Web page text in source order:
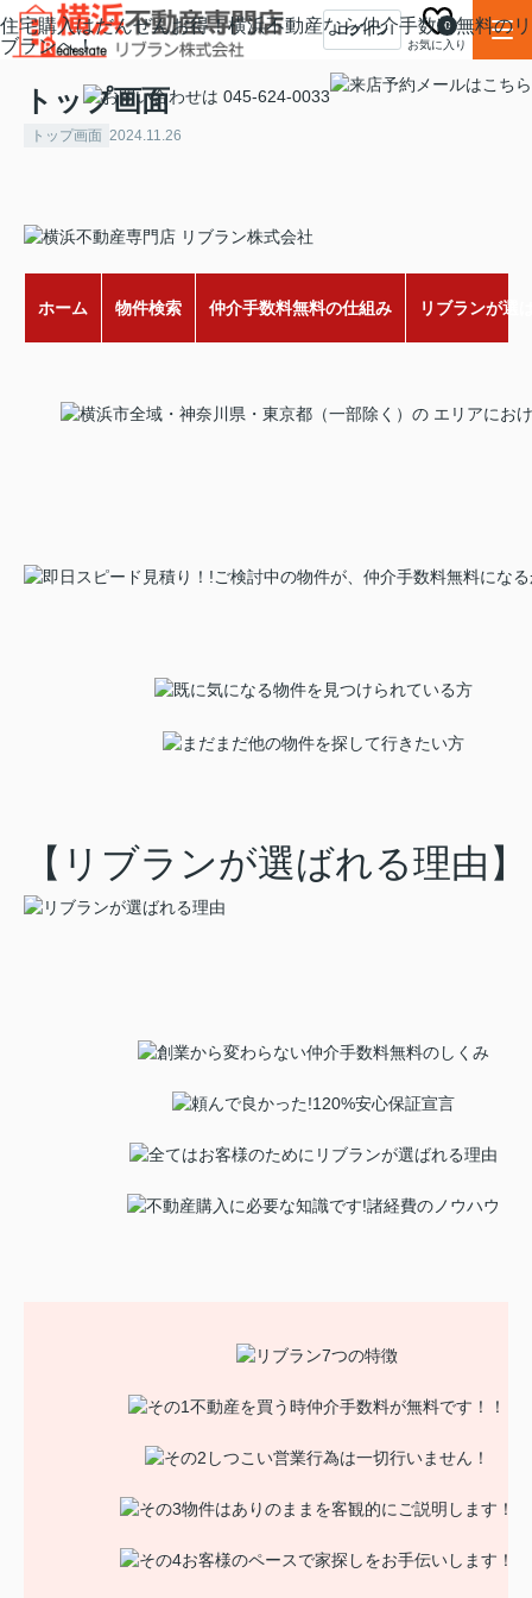
ログイン
お気に入り
0
トップ画面
トップ画面 2024.11.26
住宅購入はだんぜんお得！横浜不動産なら仲介手数料無料のリ
ブランへ！
ホーム 物件検索 仲介手数料無料の仕組み リブランが選
【リブランが選ばれる理由】